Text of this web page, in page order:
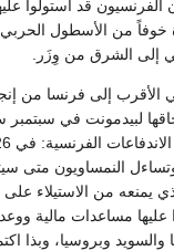
خوفاً من الأسطول
الأقرب إلى فرنسا من
في فرنسا• وتساءل
يمنعه من الاستيلاء على
مساعدات مالية
النمسا إلى كل من إنجلترا وروسيا والسويد